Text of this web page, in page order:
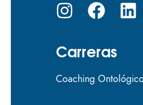
Carreras
Coaching